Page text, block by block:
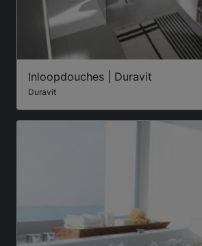
Inloopdouches | Duravit
Duravit